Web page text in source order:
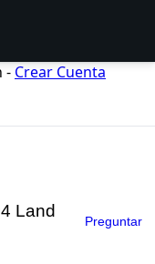
- Crear Cuenta
Land
Preguntar